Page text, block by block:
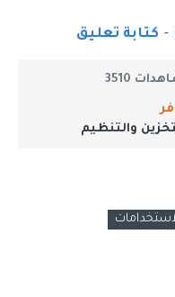
- كتابة تعليق
والتنظيم
3510